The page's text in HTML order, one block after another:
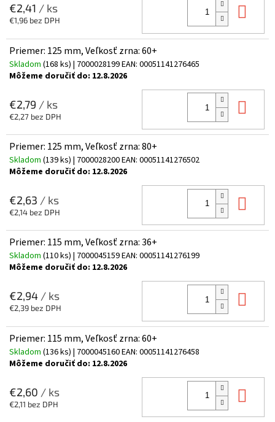
€2,41 / ks
€1,96 bez DPH
Priemer: 125 mm, Veľkosť zrna: 60+
Skladom (168 ks) | 7000028199EAN: 00051141276465
Môžeme doručiť do: 12.8.2026
€2,79 / ks
€2,27 bez DPH
Priemer: 125 mm, Veľkosť zrna: 80+
Skladom (139 ks) | 7000028200EAN: 00051141276502
Môžeme doručiť do: 12.8.2026
€2,63 / ks
€2,14 bez DPH
Priemer: 115 mm, Veľkosť zrna: 36+
Skladom (110 ks) | 7000045159EAN: 00051141276199
Môžeme doručiť do: 12.8.2026
€2,94 / ks
€2,39 bez DPH
Priemer: 115 mm, Veľkosť zrna: 60+
Skladom (136 ks) | 7000045160EAN: 00051141276458
Môžeme doručiť do: 12.8.2026
€2,60 / ks
€2,11 bez DPH